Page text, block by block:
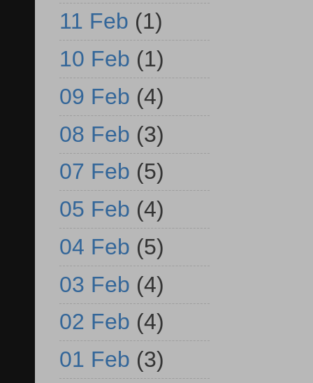
11 Feb (1)
10 Feb (1)
09 Feb (4)
08 Feb (3)
07 Feb (5)
05 Feb (4)
04 Feb (5)
03 Feb (4)
02 Feb (4)
01 Feb (3)